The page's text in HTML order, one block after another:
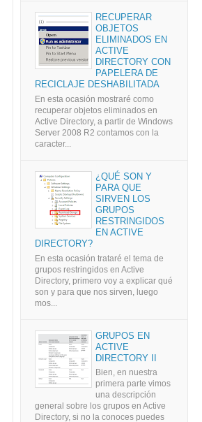
RECUPERAR
OBJETOS
ELIMINADOS EN
ACTIVE
DIRECTORY CON
PAPELERA DE
RECICLAJE DESHABILITADA
En esta ocasión mostraré como
recuperar objetos eliminados en
Active Directory, a partir de Windows
Server 2008 R2 contamos con la
caracter...
¿QUÉ SON Y
PARA QUE
SIRVEN LOS
GRUPOS
RESTRINGIDOS
EN ACTIVE
DIRECTORY?
En esta ocasión trataré el tema de
grupos restringidos en Active
Directory, primero voy a explicar qué
son y para que nos sirven, luego
mos...
GRUPOS EN
ACTIVE
DIRECTORY II
Bien, en nuestra
primera parte vimos
una descripción
general sobre los grupos en Active
Directory, si no la conoces puedes